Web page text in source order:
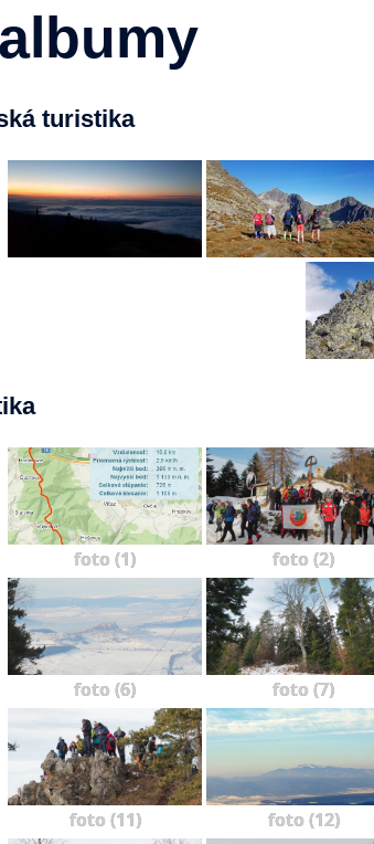
turistika
foto (1) foto (2)
foto (6) foto (7)
foto (11) foto (12)